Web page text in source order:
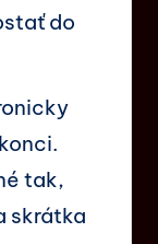
do
tak,
skrátka